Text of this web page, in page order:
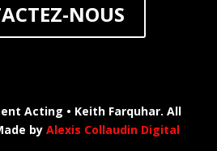
NOUS
Acting • Keith Farquhar. All
by Alexis Collaudin Digital